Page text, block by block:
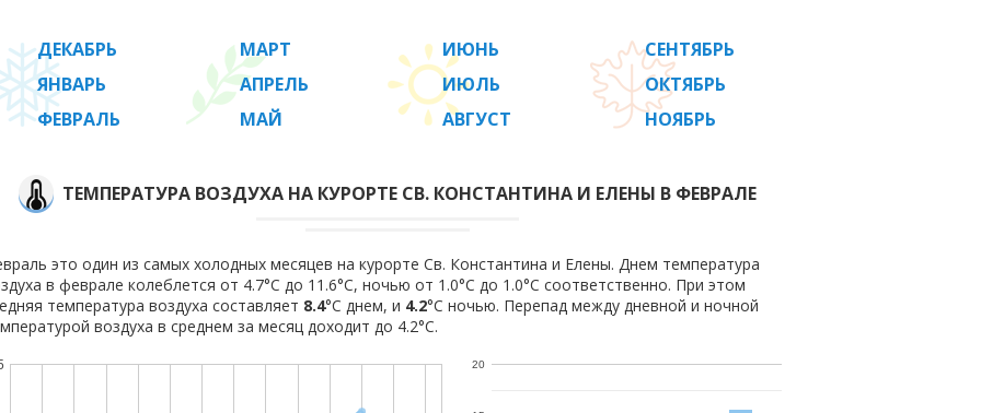
ДЕКАБРЬ
ЯНВАРЬ
ФЕВРАЛЬ
МАРТ
АПРЕЛЬ
МАЙ
ИЮНЬ
ИЮЛЬ
АВГУСТ
СЕНТЯБРЬ
ОКТЯБРЬ
НОЯБРЬ
ТЕМПЕРАТУРА ВОЗДУХА НА КУРОРТЕ СВ. КОНСТАНТИНА И ЕЛЕНЫ В ФЕВРАЛЕ
это один из самых холодных месяцев на курорте Св. Константина и Елены. Днем температура
в феврале колеблется от 4.7°C до 11.6°C, ночью от 1.0°C до 1.0°C соответственно. При этом
температура воздуха составляет 8.4°C днем, и 4.2°C ночью. Перепад между дневной и ночной
воздуха в среднем за месяц доходит до 4.2°С.
20